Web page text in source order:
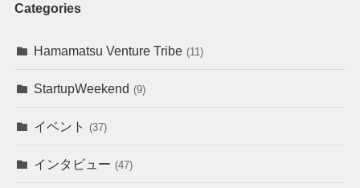
Categories
Hamamatsu Venture Tribe (11)
StartupWeekend (9)
イベント (37)
インタビュー (47)